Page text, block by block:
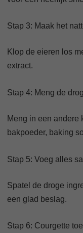
Stap 3: Maak het
Klop de eieren los
extract.
Stap 4: Meng de
Meng in een andere
bakpoeder, baking
Stap 5: Voeg alles
Spatel de droge
een glad beslag.
Stap 6: Courgette